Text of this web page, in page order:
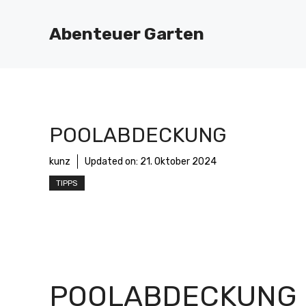
Abenteuer Garten
POOLABDECKUNG
kunz Updated on: 21. Oktober 2024
TIPPS
POOLABDECKUNG